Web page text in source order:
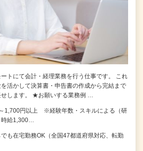
トにて会計・経理業務を行う仕事です。 これ
活かして決算書・申告書の作成から完結まで
せします。 ★お願いする業務例 …
1,700円以上 ※経験年数・スキルによる（研
時給1,300…
も在宅勤務OK（全国47都道府県対応、転勤